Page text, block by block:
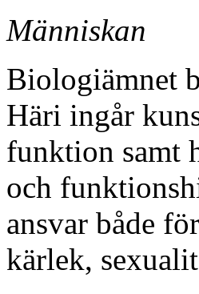
Människan
Biologiämnet
Häri ingår
funktion samt
och
ansvar både
kärlek,